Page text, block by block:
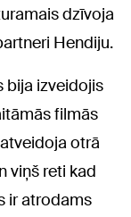
dzīvoja
Hendiju.
bija izveidojis
filmās
otrā
viņš reti kad
ir atrodams